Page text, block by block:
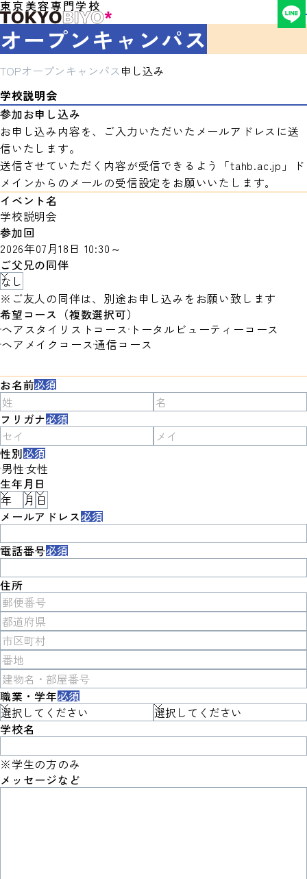
東京美容専門学校
オープンキャンパス
TOPオープンキャンパス申し込み
学校説明会
参加お申し込み
お申し込み内容を、ご入力いただいたメールアドレスに送
信いたします。
送信させていただく内容が受信できるよう「tahb.ac.jp」ド
メインからのメールの受信設定をお願いいたします｡
イベント名
学校説明会
参加回
2026年07月18日 10:30～
ご父兄の同伴
※ご友人の同伴は、別途お申し込みをお願い致します
希望コース（複数選択可）
ヘアスタイリストコース トータルビューティーコース
ヘアメイクコース通信コース
お名前必須
フリガナ必須
性別必須
男性女性
生年月日
メールアドレス必須
電話番号必須
住所
職業・学年必須
学校名
※学生の方のみ
メッセージなど